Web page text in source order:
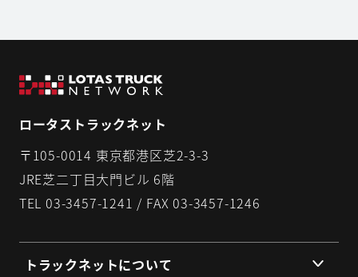
ロータストラックネット
〒105-0014 東京都港区芝2-3-3
JRE芝二丁目大門ビル 6階
TEL 03-3457-1241 / FAX 03-3457-1246
トラックネットについて